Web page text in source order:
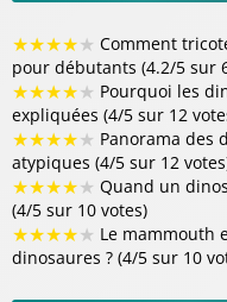
★★★★★ Comment
pour débutants (4.2/5 sur
★★★★★ Pourquoi les
expliquées (4/5 sur 12
★★★★★ Panorama des
atypiques (4/5 sur 12
★★★★★ Quand un
(4/5 sur 10 votes)
★★★★★ Le mammouth
dinosaures ? (4/5 sur 10